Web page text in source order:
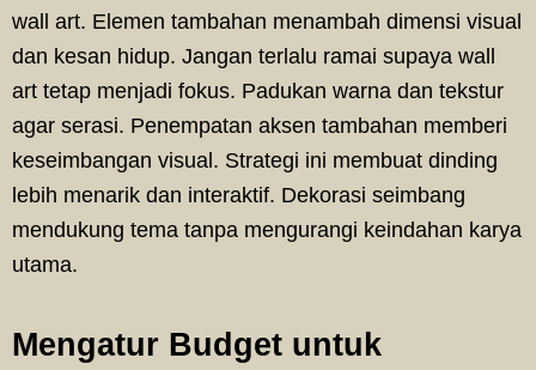
wall art. Elemen tambahan menambah dimensi visual
dan kesan hidup. Jangan terlalu ramai supaya wall
art tetap menjadi fokus. Padukan warna dan tekstur
agar serasi. Penempatan aksen tambahan memberi
keseimbangan visual. Strategi ini membuat dinding
lebih menarik dan interaktif. Dekorasi seimbang
mendukung tema tanpa mengurangi keindahan karya
utama.
Mengatur Budget untuk